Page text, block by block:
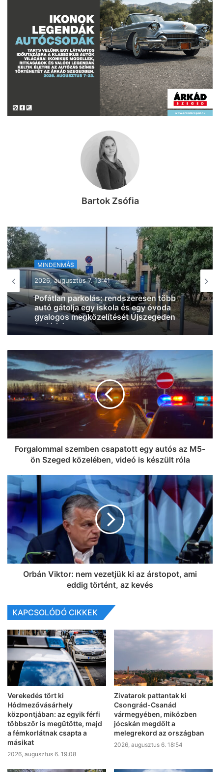
Bartok Zsófia
MINDENMÁS
2026, augusztus 7. 11:29
Négyes karambol történt az M5-ösön,
alakul a torlódás
Forgalommal szemben csapatott egy autós az M5-
ön Szeged közelében, videó is készült róla
Orbán Viktor: nem vezetjük ki az árstopot, ami
eddig történt, az kevés
KAPCSOLÓDÓ CIKKEK
Verekedés tört ki
Hódmezővásárhely
központjában: az egyik férfi
többször is megütötte, majd
a fémkorlátnak csapta a
másikat
2026, augusztus 6. 19:08
Zivatarok pattantak ki
Csongrád-Csanád
vármegyében, miközben
jócskán megdőlt a
melegrekord az országban
2026, augusztus 6. 18:54